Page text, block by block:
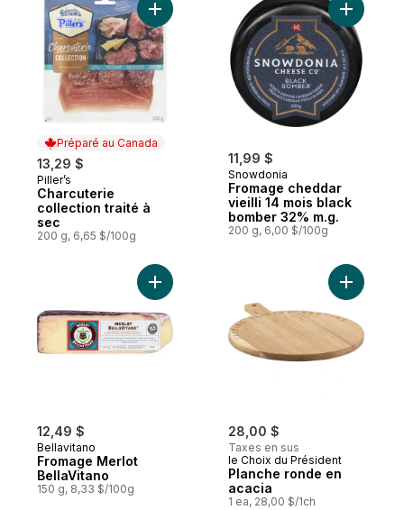
Préparé au Canada
13,29 $
Préparé au Canada
Piller’s
Charcuterie
collection traité à
sec
200 g, 6,65 $/100g
Ajouter Charcuterie collection traité à sec
11,99 $
Snowdonia
Fromage cheddar
vieilli 14 mois black
bomber 32% m.g.
200 g, 6,00 $/100g
Ajouter
12,49 $
Bellavitano
Fromage Merlot
BellaVitano
150 g, 8,33 $/100g
Ajouter Fromage Merlot BellaVitano au
28,00 $
Taxes en sus
le Choix du Président
Planche ronde en
acacia
1 ea, 28,00 $/1ch
Ajouter